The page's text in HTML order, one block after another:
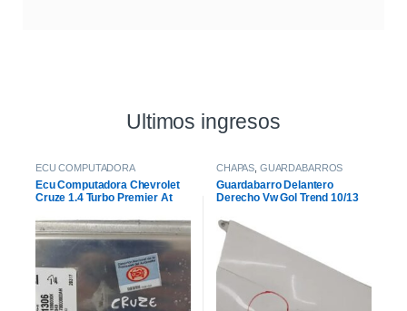
Ultimos ingresos
ECU COMPUTADORA
Ecu Computadora Chevrolet
Cruze 1.4 Turbo Premier At
CHAPAS GUARDABARROS
Guardabarro Delantero
Derecho Vw Gol Trend 10/13